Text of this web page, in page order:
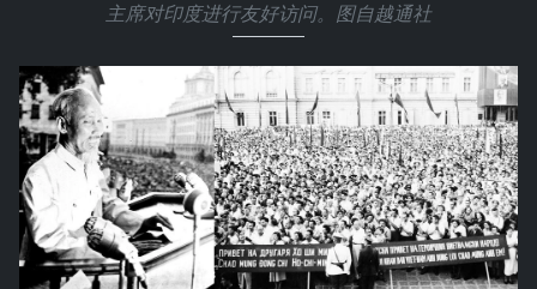
主席对印度进行友好访问。图自越通社